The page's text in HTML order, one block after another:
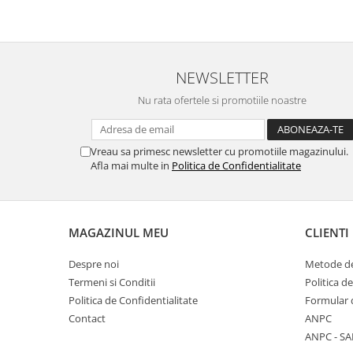
NEWSLETTER
Nu rata ofertele si promotiile noastre
Vreau sa primesc newsletter cu promotiile magazinului.
Afla mai multe in Politica de Confidentialitate
MAGAZINUL MEU
Despre noi
Termeni si Conditii
Politica de Confidentialitate
Contact
CLIENTI
Metode
Politica
Formular
ANPC
ANPC -